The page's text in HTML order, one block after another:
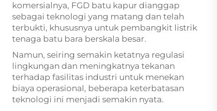
komersialnya, FGD batu kapur dianggap
sebagai teknologi yang matang dan telah
terbukti, khususnya untuk pembangkit listrik
tenaga batu bara berskala besar.
Namun, seiring semakin ketatnya regulasi
lingkungan dan meningkatnya tekanan
terhadap fasilitas industri untuk menekan
biaya operasional, beberapa keterbatasan
teknologi ini menjadi semakin nyata.